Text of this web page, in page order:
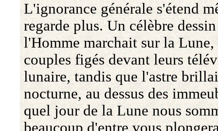
L'ignorance générale s'étend
regarde plus. Un célèbre
l'Homme marchait sur la
couples figés devant leurs
lunaire, tandis que l'astre
nocturne, au dessus des
quel jour de la Lune nous